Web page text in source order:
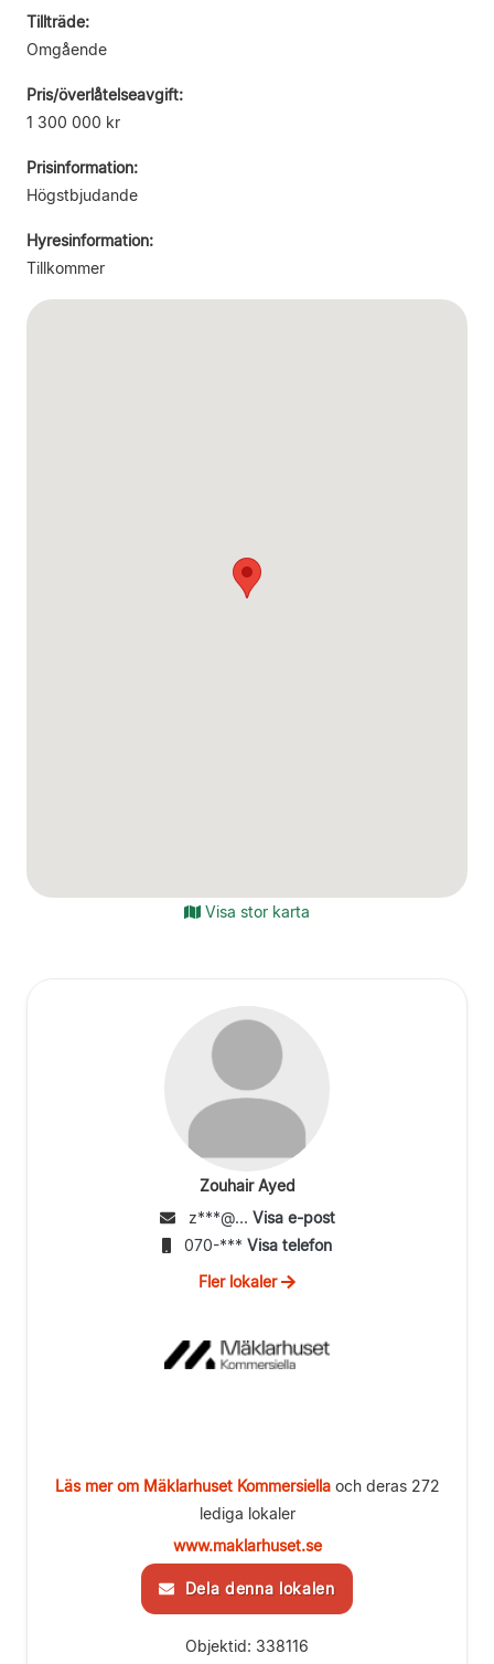
Tillträde:
Omgående
Pris/överlåtelseavgift:
1 300 000 kr
Prisinformation:
Högstbjudande
Hyresinformation:
Tillkommer
Visa stor karta
Zouhair Ayed
z***@... Visa e-post
070-*** Visa telefon
Fler lokaler
Läs mer om Mäklarhuset Kommersiellaoch deras 272
lediga lokaler
www.maklarhuset.se
Dela denna lokalen
Objektid: 338116